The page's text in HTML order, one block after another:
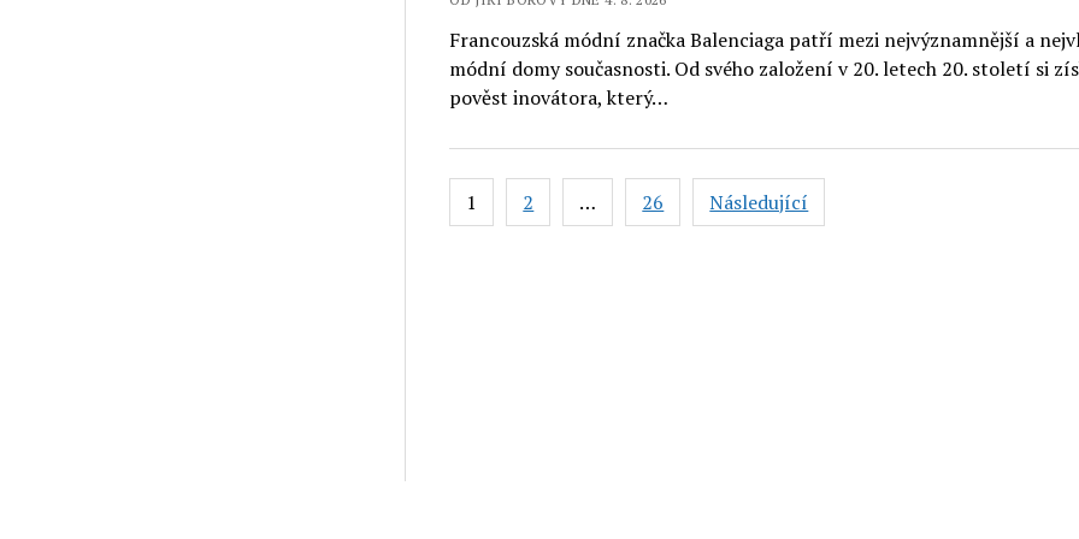
Francouzská módní značka Balenciaga patří mezi nejvýznamnější a
módní domy současnosti. Od svého založení v 20. letech 20. století si
pověst inovátora, který…
Stránkování
příspěvků
1 2 … 26 Následující